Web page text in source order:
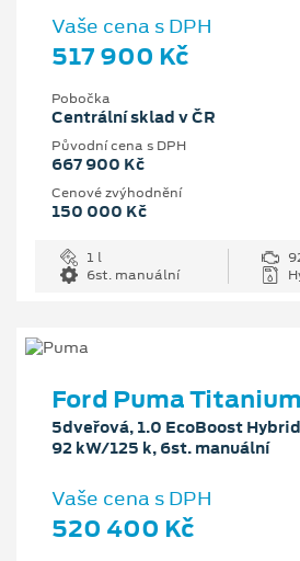
Vaše cena s DPH
517 900 Kč
Pobočka
Centrální sklad v ČR
Původní cena s DPH
667 900 Kč
Cenové zvýhodnění
150 000 Kč
1 l
6st. manuální
Ford Puma Titanium
5dveřová, 1.0 EcoBoost
92 kW/125 k, 6st. manuální
Vaše cena s DPH
520 400 Kč